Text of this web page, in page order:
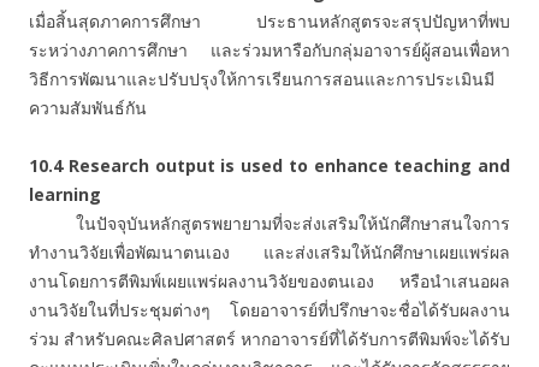
เมื่อสิ้นสุดภาคการศึกษา ประธานหลักสูตรจะสรุปปัญหาที่พบ
ระหว่างภาคการศึกษา และร่วมหารือกับกลุ่มอาจารย์ผู้สอนเพื่อหา
วิธีการพัฒนาและปรับปรุงให้การเรียนการสอนและการประเมินมี
ความสัมพันธ์กัน
10.4 Research output is used to enhance teaching and
learning
ในปัจจุบันหลักสูตรพยายามที่จะส่งเสริมให้นักศึกษาสนใจการ
ทำงานวิจัยเพื่อพัฒนาตนเอง และส่งเสริมให้นักศึกษาเผยแพร่ผล
งานโดยการตีพิมพ์เผยแพร่ผลงานวิจัยของตนเอง หรือนำเสนอผล
งานวิจัยในที่ประชุมต่างๆ โดยอาจารย์ที่ปรึกษาจะชื่อได้รับผลงาน
ร่วม สำหรับคณะศิลปศาสตร์ หากอาจารย์ที่ได้รับการตีพิมพ์จะได้รับ